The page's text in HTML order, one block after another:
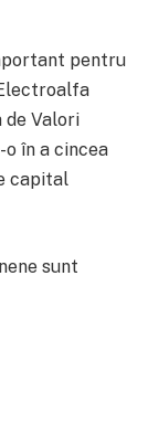
pentru
Valori
în a cincea
capital
sunt